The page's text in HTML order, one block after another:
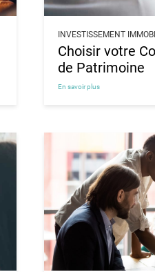
INVESTISSEMENT
Choisir votre
de Patrimoine
En savoir plus